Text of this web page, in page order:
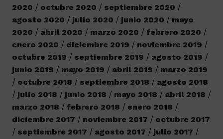
2020
octubre 2020
septiembre 2020
agosto 2020
julio 2020 junio 2020
mayo
2020
abril 2020 marzo 2020
febrero 2020
enero 2020
diciembre 2019
noviembre 2019
octubre 2019
septiembre 2019
agosto 2019
junio 2019
mayo 2019 abril 2019
marzo 2019
octubre 2018
septiembre 2018
agosto 2018
julio 2018
junio 2018 mayo 2018
abril 2018
marzo 2018
febrero 2018
enero 2018
diciembre 2017
noviembre 2017
octubre 2017
septiembre 2017
agosto 2017
julio 2017